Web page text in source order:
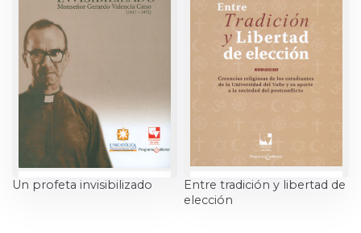
Ciencia política
Ciencias Sociales
Conflicto Armado
Construcción de paz
Derecho
Un profeta invisibilizado
Entre tradición y libertad de
elección